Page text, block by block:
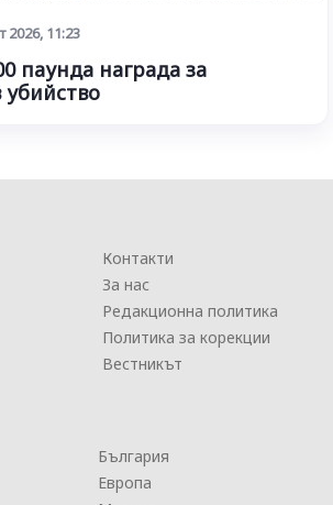
2026, 11:23
паунда награда за
Контакти
За нас
Редакционна политика
Политика за корекции
Вестникът
България
Европа